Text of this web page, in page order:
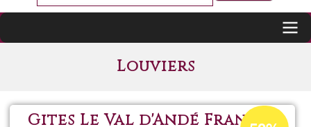
Louviers
Gites Le Val d'Andé FranceAcceptance